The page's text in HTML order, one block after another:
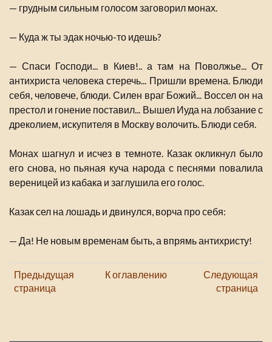
— грудным сильным голосом заговорил монах.
— Куда ж ты эдак ночью-то идешь?
— Спаси Господи... в Киев!.. а там на Поволжье... От
антихриста человека стеречь... Пришли времена. Блюди
себя, человече, блюди. Силен враг Божий... Воссел он на
престол и гонение поставил... Вышел Иуда на лобзание с
дреколием, искупителя в Москву волочить. Блюди себя.
Монах шагнул и исчез в темноте. Казак окликнул было
его снова, но пьяная куча народа с песнями повалила
вереницей из кабака и заглушила его голос.
Казак сел на лошадь и двинулся, ворча про себя:
— Да! Не новым временам быть, а впрямь антихристу!
Предыдущая
страница
К оглавлению
Следующая
страница